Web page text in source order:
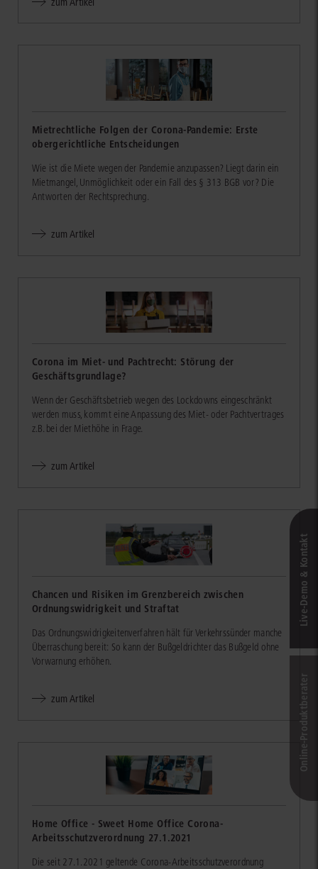
Mietrechtliche Folgen der Corona-Pandemie: Erste
obergerichtliche Entscheidungen
Wie ist die Miete wegen der Pandemie anzupassen? Liegt darin ein
Mietmangel, Unmöglichkeit oder ein Fall des § 313 BGB vor? Die
Antworten der Rechtsprechung.
zum Artikel
Corona im Miet- und Pachtrecht: Störung der
Geschäftsgrundlage?
Wenn der Geschäftsbetrieb wegen des Lockdowns eingeschränkt
werden muss, kommt eine Anpassung des Miet- oder Pachtvertrages
z.B. bei der Miethöhe in Frage.
zum Artikel
Chancen und Risiken im Grenzbereich zwischen
Ordnungswidrigkeit und Straftat
Das Ordnungswidrigkeitenverfahren hält für Verkehrssünder manche
Überraschung bereit: So kann der Bußgeldrichter das Bußgeld ohne
Vorwarnung erhöhen.
zum Artikel
Home Office - Sweet Home Office Corona-
Arbeitsschutzverordnung 27.1.2021
Die seit 27.1.2021 geltende Corona-Arbeitsschutzverordnung
Live‑Demo & Kontakt
Online-Produkt­berater